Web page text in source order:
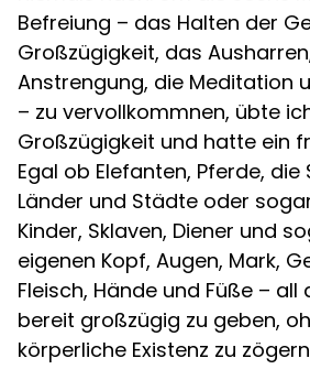
Befreiung – das Halten der
Großzügigkeit, das
Anstrengung, die Meditation
– zu vervollkommnen, übte
Großzügigkeit und hatte ein
Egal ob Elefanten, Pferde, die
Länder und Städte oder
Kinder, Sklaven, Diener und
eigenen Kopf, Augen, Mark,
Fleisch, Hände und Füße – all
bereit großzügig zu geben,
körperliche Existenz zu